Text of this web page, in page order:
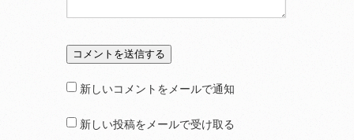
新しいコメントをメールで通知
新しい投稿をメールで受け取る